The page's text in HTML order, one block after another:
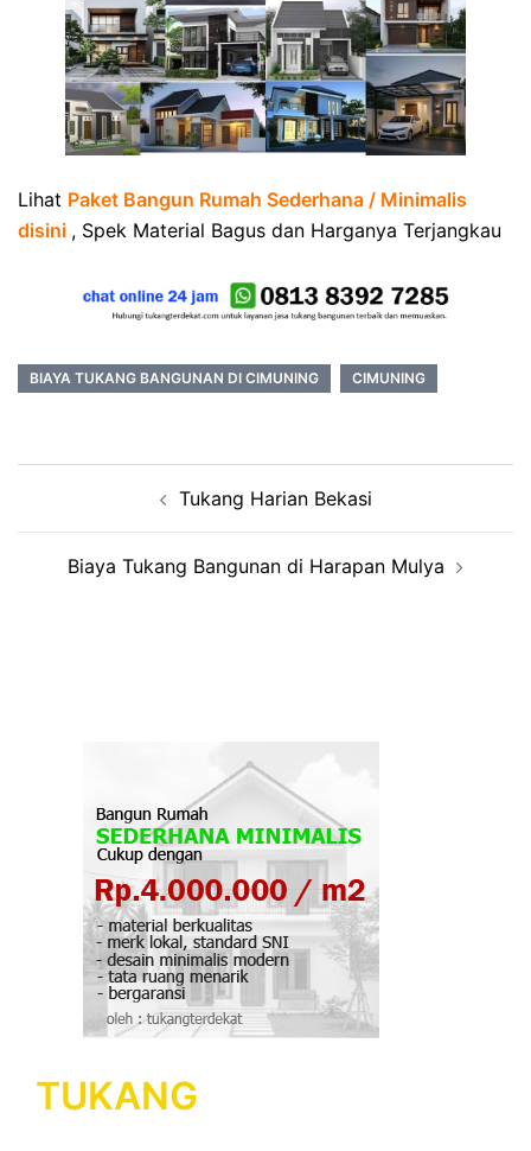
Lihat Paket Bangun Rumah Sederhana / Minimalis
disini , Spek Material Bagus dan Harganya Terjangkau
BIAYA TUKANG BANGUNAN DI CIMUNING CIMUNING
navigation
Tukang Harian Bekasi
Biaya Tukang Bangunan di Harapan Mulya
TUKANG